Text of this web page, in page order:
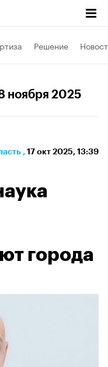
Решение
ноября 2025
, 17 окт 2025, 13:39
города